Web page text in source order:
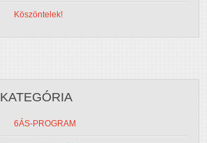
Köszöntelek!
KATEGÓRIA
6ÁS-PROGRAM